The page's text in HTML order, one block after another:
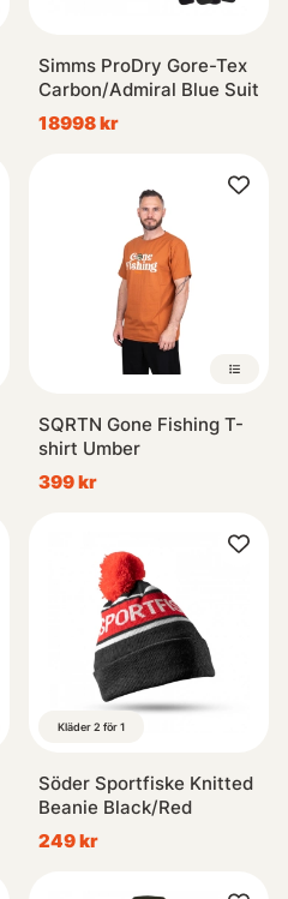
Simms ProDry Gore-Tex
Carbon/Admiral Blue Suit
18998 kr
SQRTN Gone Fishing T-
shirt Umber
399 kr
Kläder 2 för 1
Söder Sportfiske Knitted
Beanie Black/Red
249 kr